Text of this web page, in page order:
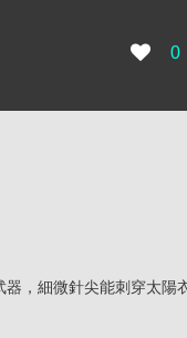
瀏覽數0
，細微針尖能刺穿太